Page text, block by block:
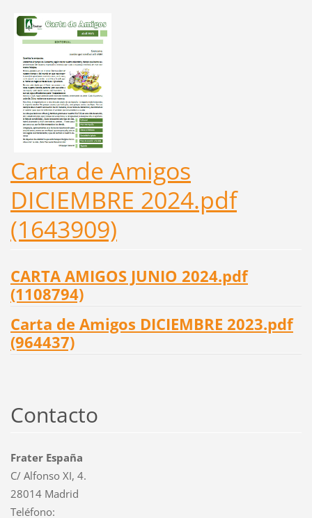
Carta de Amigos
DICIEMBRE 2024.pdf
(1643909)
CARTA AMIGOS JUNIO 2024.pdf
(1108794)
Carta de Amigos DICIEMBRE 2023.pdf
(964437)
Contacto
Frater España
C/ Alfonso XI, 4.
28014 Madrid
Teléfono: